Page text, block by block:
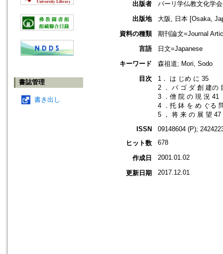
書誌管理
書き出し
出版者
パーリ学仏教文化学
出版地
大阪, 日本 [Osaka,
資料の種類
期刊論文=Journal
言語
日文=Japanese
キーワード
森祖道; Mori, Sodo
目次
1． は じめ に 35
2 ． パ ゴ ダ 創 建の
3 ．僧 院 の 現 況 41
4 ．托 鉢 を め ぐる
5 ， 将 来 の 展 望 47
ISSN
09148604 (P);
ヒット数
678
作成日 2001.01.02
更新日期 2017.12.01